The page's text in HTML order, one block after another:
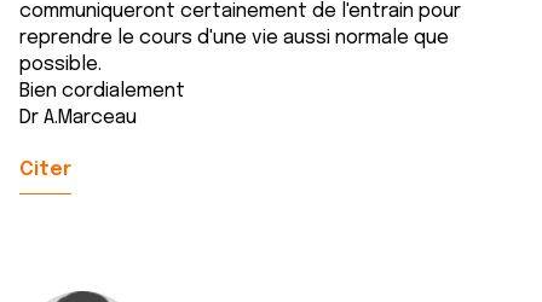
communiqueront certainement de l'entrain pour
reprendre le cours d'une vie aussi normale que
possible.
Bien cordialement
Dr A.Marceau
Citer